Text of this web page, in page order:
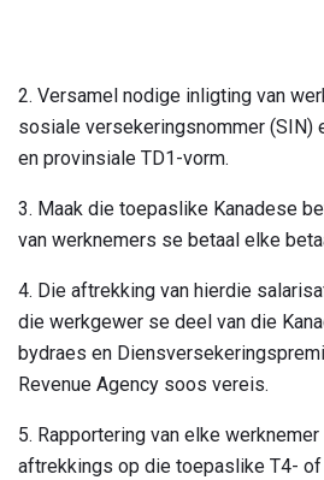
2. Versamel nodige inligting van
sosiale versekeringsnommer (SIN)
en provinsiale TD1-vorm.
3. Maak die toepaslike Kanadese
van werknemers se betaal elke
4. Die aftrekking van hierdie
die werkgewer se deel van die
bydraes en
Revenue Agency soos vereis.
5. Rapportering van elke
aftrekkings op die toepaslike T4-